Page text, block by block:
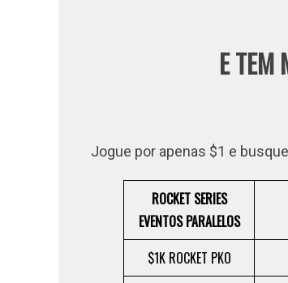
E TEM
Jogue por apenas $1 e
ROCKET SERIES
EVENTOS PARALELOS
$1K ROCKET PKO